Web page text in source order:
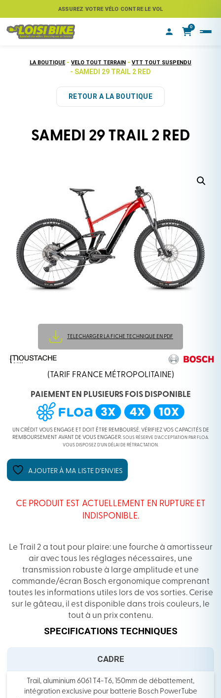
ASSUREZ VOTRE VÉLO CONTRE LE VOL
0
LA BOUTIQUE - VELO TOUT TERRAIN - VTT TOUT SUSPENDU
- SAMEDI 29 TRAIL 2 RED
RETOUR A LA BOUTIQUE
SAMEDI 29 TRAIL 2 RED
TELECHARGER LA FICHE TECHNIQUE EN PDF
(TARIF FRANCE MÉTROPOLITAINE)
PAIEMENT EN PLUSIEURS FOIS DISPONIBLE
UN CRÉDIT VOUS ENGAGE ET DOIT ÊTRE REMBOURSÉ. VÉRIFIEZ VOS CAPACITÉS DE
REMBOURSEMENT AVANT DE VOUS ENGAGER. SOUS RÉSERVE D’ACCEPTATION PAR FLOA.
VOUS DISPOSEZ D’UN DÉLAI DE RÉTRACTATION.
AJOUTER À MA LISTE D’ENVIES
CE PRODUIT EST ACTUELLEMENT EN RUPTURE ET
INDISPONIBLE.
Le Trail 2 a tout pour plaire: une fourche à amortisseur
air avec tous les réglages nécessaires, une
transmission robuste à large amplitude et une
commande/écran Bosch ergonomique comprenant
toutes les informations utiles lors de vos sorties. Cerise
sur le gâteau, il est disponible dans trois couleurs, le
tout à un prix contenu.
SPECIFICATIONS TECHNIQUES
CADRE
Trail, aluminium 6061 T4-T6, 150mm de débattement,
intégration exclusive pour batterie Bosch PowerTube